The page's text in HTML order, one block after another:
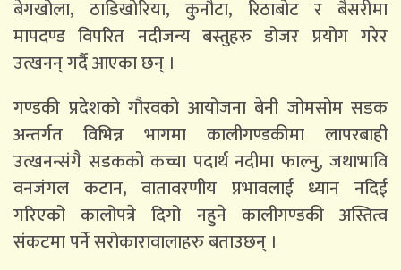
बेगखोला, ठाडिखोरिया, कुनौटा, रिठाबोट र बैसरीमा
मापदण्ड विपरित नदीजन्य बस्तुहरु डोजर प्रयोग गरेर
उत्खनन् गर्दै आएका छन् ।
गण्डकी प्रदेशको गौरवको आयोजना बेनी जोमसोम सडक
अन्तर्गत विभिन्न भागमा कालीगण्डकीमा लापरबाही
उत्खनन्संगै सडकको कच्चा पदार्थ नदीमा फाल्नु, जथाभावि
वनजंगल कटान, वातावरणीय प्रभावलाई ध्यान नदिई
गरिएको कालोपत्रे दिगो नहुने कालीगण्डकी अस्तित्व
संकटमा पर्ने सरोकारावालाहरु बताउछन् ।